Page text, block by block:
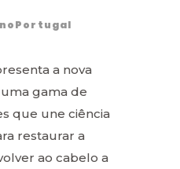
a nova
uma gama de
que une ciência
restaurar a
ao cabelo a